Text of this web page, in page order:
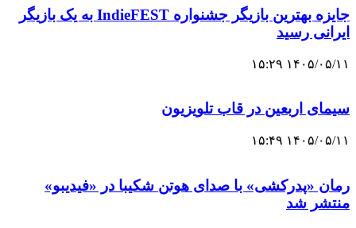
جایزه بهترین بازیگر جشنواره IndieFEST به یک بازیگر
ایرانی رسید
۱۴۰۵/۰۵/۱۱ ۱۵:۲۹
سیمای اربعین در قاب تلویزیون
۱۴۰۵/۰۵/۱۱ ۱۵:۴۹
رمان «پدرکشی» با صدای هوتن شکیبا در «فیدیبو»
منتشر شد